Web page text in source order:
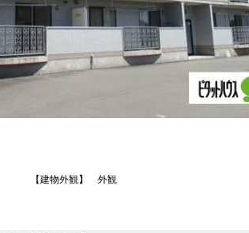
【建物外観】 外観